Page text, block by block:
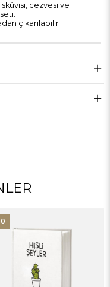
cezvesi ve
çıkarılabilir